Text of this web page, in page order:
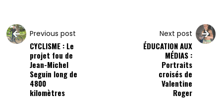
Previous post
CYCLISME : Le
projet fou de
Jean-Michel
Seguin long de
4800
kilomètres
Next post
ÉDUCATION AUX
MÉDIAS :
Portraits
croisés de
Valentine
Roger